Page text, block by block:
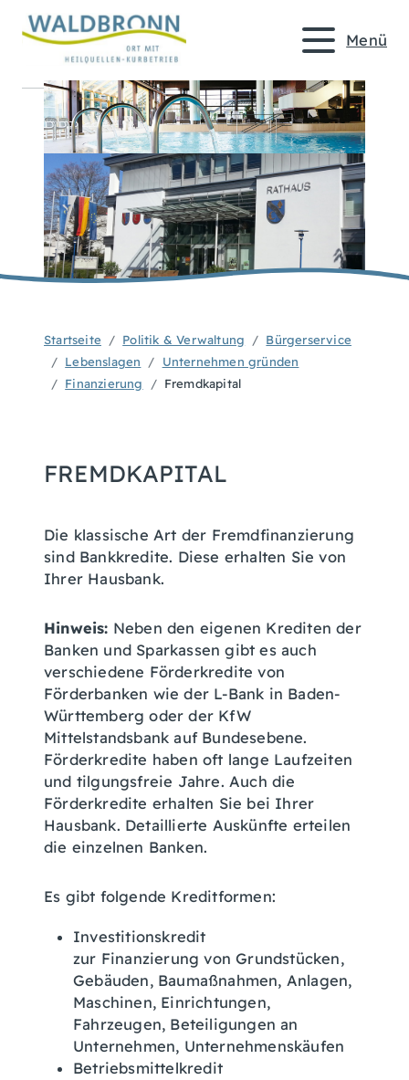
Menü
Startseite Politik & Verwaltung
Bürgerservice
Lebenslagen
Unternehmen gründen
Finanzierung
Fremdkapital
FREMDKAPITAL
Die klassische Art der Fremdfinanzierung
sind Bankkredite. Diese erhalten Sie von
Ihrer Hausbank.
Hinweis: Neben den eigenen Krediten der
Banken und Sparkassen gibt es auch
verschiedene Förderkredite von
Förderbanken wie der L-Bank in Baden-
Württemberg oder der KfW
Mittelstandsbank auf Bundesebene.
Förderkredite haben oft lange Laufzeiten
und tilgungsfreie Jahre. Auch die
Förderkredite erhalten Sie bei Ihrer
Hausbank. Detaillierte Auskünfte erteilen
die einzelnen Banken.
Es gibt folgende Kreditformen:
Investitionskredit
zur Finanzierung von Grundstücken,
Gebäuden, Baumaßnahmen, Anlagen,
Maschinen, Einrichtungen,
Fahrzeugen, Beteiligungen an
Unternehmen, Unternehmenskäufen
Betriebsmittelkredit